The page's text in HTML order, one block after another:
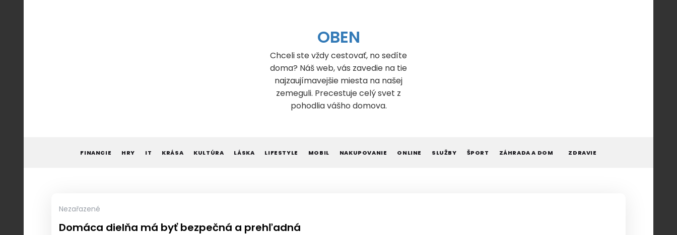
OBEN
Chceli ste vždy cestovať, no sedíte
doma? Náš web, vás zavedie na tie
najzaujímavejšie miesta na našej
zemeguli. Precestuje celý svet z
pohodlia vášho domova.
FINANCIE HRY IT KRÁSA KULTÚRA LÁSKA LIFESTYLE MOBIL NAKUPOVANIE ONLINE SLUŽBY ŠPORT ZÁHRADA A DOM ZDRAVIE
Nezařazené
Domáca dielňa má byť bezpečná a prehľadná